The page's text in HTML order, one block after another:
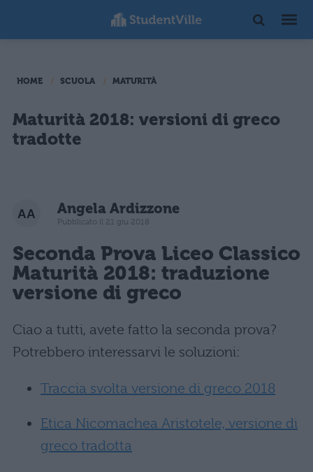
HOME SCUOLA MATURITÀ
Maturità 2018: versioni di greco
tradotte
Angela Ardizzone
Pubblicato il 21 giu 2018
Seconda Prova Liceo Classico
Maturità 2018: traduzione
versione di greco
Ciao a tutti, avete fatto la seconda prova?
Potrebbero interessarvi le soluzioni:
Traccia svolta versione di greco 2018
Etica Nicomachea Aristotele, versione di
greco tradotta